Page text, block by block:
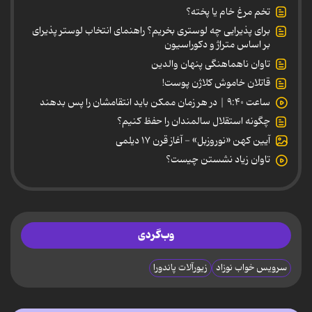
تخم مرغ خام یا پخته؟
برای پذیرایی چه لوستری بخریم؟ راهنمای انتخاب لوستر پذیرای
بر اساس متراژ و دکوراسیون
تاوان ناهماهنگی پنهان والدین
قاتلان خاموش کلاژن پوست!
ساعت ۹:۴۰ | در هر زمان ممکن باید انتقامشان را پس بدهند
چگونه استقلال سالمندان را حفظ کنیم؟
آیین کهن «نوروزبل» - آغاز قرن ۱۷ دیلمی
تاوان زیاد نشستن چیست؟
وب‌گردی
سرویس خواب نوزاد زیورآلات پاندورا